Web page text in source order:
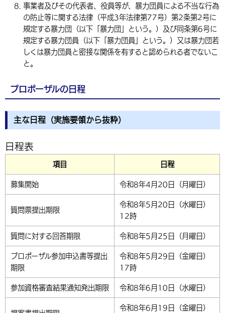
事業者及びその代表者、役員等が、暴力団員による不当な行為
の防止等に関する法律（平成3年法律第77号）第2条第2号に
規定する暴力団（以下「暴力団」という。）及び同条第6号に
規定する暴力団員（以下「暴力団員」という。）又は暴力団若
しくは暴力団員と密接な関係を有すると認められる者でないこ
と。
プロポーザルの日程
主な日程（実施要領から抜粋）
日程表
項目 日程
募集開始 令和8年4月20日（月曜日）
質問票提出期限
令和8年5月20日（水曜日）
12時
質問に対する回答期限 令和8年5月25日（月曜日）
プロポーザル参加申込書等提出
期限
令和8年5月29日（金曜日）
17時
参加資格審査結果通知発出期限 令和8年6月10日（水曜日）
令和8年6月19日（金曜日）